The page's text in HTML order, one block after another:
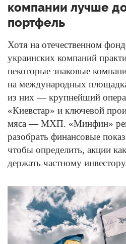
компании лучше
портфель
Хотя на отечественном
украинских компаний
некоторые знаковые
на международных
из них — крупнейший
«Киевстар» и ключевой
мяса — МХП. «Минфин»
разобрать финансовые
чтобы определить, акции
держать частному